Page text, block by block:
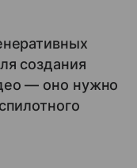
создания
— оно нужно